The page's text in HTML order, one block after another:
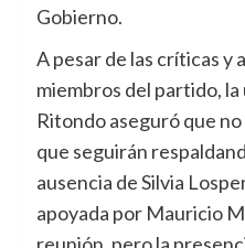
Gobierno.
A pesar de las críticas y
miembros del partido,
Ritondo aseguró que
que seguirán
ausencia de Silvia
apoyada por Mauricio